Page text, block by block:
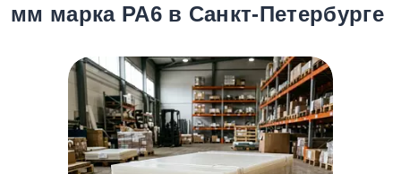
мм марка PA6 в Санкт-Петербурге